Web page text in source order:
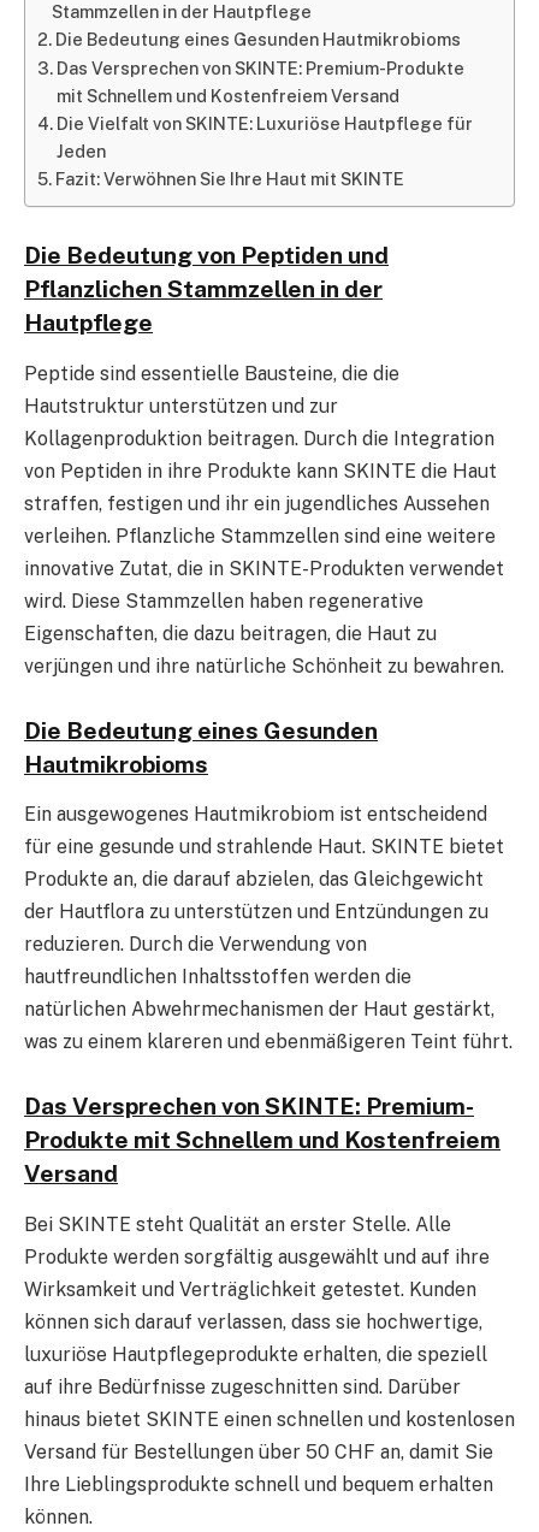
Stammzellen in der Hautpflege
Die Bedeutung eines Gesunden Hautmikrobioms
Das Versprechen von SKINTE: Premium-Produkte
mit Schnellem und Kostenfreiem Versand
Die Vielfalt von SKINTE: Luxuriöse Hautpflege für
Jeden
Fazit: Verwöhnen Sie Ihre Haut mit SKINTE
Die Bedeutung von Peptiden und
Pflanzlichen Stammzellen in der
Hautpflege
Peptide sind essentielle Bausteine, die die
Hautstruktur unterstützen und zur
Kollagenproduktion beitragen. Durch die Integration
von Peptiden in ihre Produkte kann SKINTE die Haut
straffen, festigen und ihr ein jugendliches Aussehen
verleihen. Pflanzliche Stammzellen sind eine weitere
innovative Zutat, die in SKINTE-Produkten verwendet
wird. Diese Stammzellen haben regenerative
Eigenschaften, die dazu beitragen, die Haut zu
verjüngen und ihre natürliche Schönheit zu bewahren.
Die Bedeutung eines Gesunden
Hautmikrobioms
Ein ausgewogenes Hautmikrobiom ist entscheidend
für eine gesunde und strahlende Haut. SKINTE bietet
Produkte an, die darauf abzielen, das Gleichgewicht
der Hautflora zu unterstützen und Entzündungen zu
reduzieren. Durch die Verwendung von
hautfreundlichen Inhaltsstoffen werden die
natürlichen Abwehrmechanismen der Haut gestärkt,
was zu einem klareren und ebenmäßigeren Teint führt.
Das Versprechen von SKINTE: Premium-
Produkte mit Schnellem und Kostenfreiem
Versand
Bei SKINTE steht Qualität an erster Stelle. Alle
Produkte werden sorgfältig ausgewählt und auf ihre
Wirksamkeit und Verträglichkeit getestet. Kunden
können sich darauf verlassen, dass sie hochwertige,
luxuriöse Hautpflegeprodukte erhalten, die speziell
auf ihre Bedürfnisse zugeschnitten sind. Darüber
hinaus bietet SKINTE einen schnellen und kostenlosen
Versand für Bestellungen über 50 CHF an, damit Sie
Ihre Lieblingsprodukte schnell und bequem erhalten
können.